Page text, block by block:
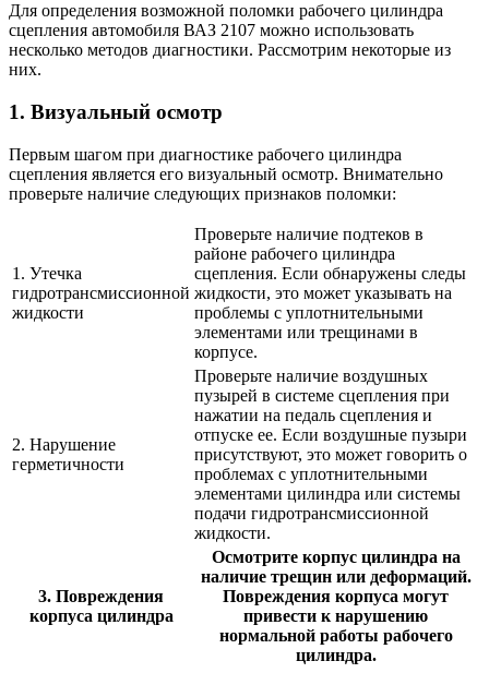
Для определения возможной поломки рабочего цилиндра
сцепления автомобиля ВАЗ 2107 можно использовать
несколько методов диагностики. Рассмотрим некоторые из
них.
1. Визуальный осмотр
Первым шагом при диагностике рабочего цилиндра
сцепления является его визуальный осмотр. Внимательно
проверьте наличие следующих признаков поломки:
1. Утечка
гидротрансмиссионной
жидкости
Проверьте наличие подтеков в
районе рабочего цилиндра
сцепления. Если обнаружены следы
жидкости, это может указывать на
проблемы с уплотнительными
элементами или трещинами в
корпусе.
2. Нарушение
герметичности
Проверьте наличие воздушных
пузырей в системе сцепления при
нажатии на педаль сцепления и
отпуске ее. Если воздушные пузыри
присутствуют, это может говорить о
проблемах с уплотнительными
элементами цилиндра или системы
подачи гидротрансмиссионной
жидкости.
3. Повреждения
корпуса цилиндра
Осмотрите корпус цилиндра на
наличие трещин или деформаций.
Повреждения корпуса могут
привести к нарушению
нормальной работы рабочего
цилиндра.